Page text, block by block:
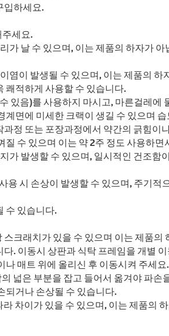
입하세요.
세요.
가 날 수 있으며, 이는 제품의 하자가
염이 발생될 수 있으며, 이는 제품의 하
쾌적하게 사용할 수 있습니다.
있음)를 사용하지 마시고, 마른걸레에
면에 미세한 크랙이 생길 수 있으며
정 또는 포장과정에서 약간의 긁힘이
수 있으며 이는 약 2주 정도 사용하
가 발생할 수 있으며, 일시적인 건조
용 시 손상이 발생할 수 있으며, 주기
수 있습니다.
크래치가 있을 수 있으며 이는 제품의
. 이동시 상판과 식탁 프레임을 개별
매트 위에 올리신 후 이동시켜 주세요.
넓은 부분을 잡고 들어서 옮겨야 파손
되거나 손상될 수 있습니다.
차이가 있을 수 있으며, 이는 제품의